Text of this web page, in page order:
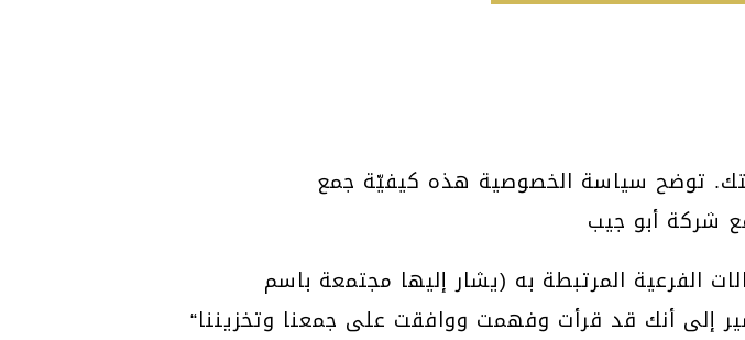
توضح سياسة الخصوصية هذه كيفيّة جمع
المرتبطة به (يشار إليها مجتمعة باسم
إلى أنك قد قرأت وفهمت ووافقت على جمعنا وتخزيننا